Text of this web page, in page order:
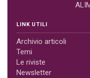
LINK UTILI
Archivio articoli
Temi
Le riviste
Newsletter